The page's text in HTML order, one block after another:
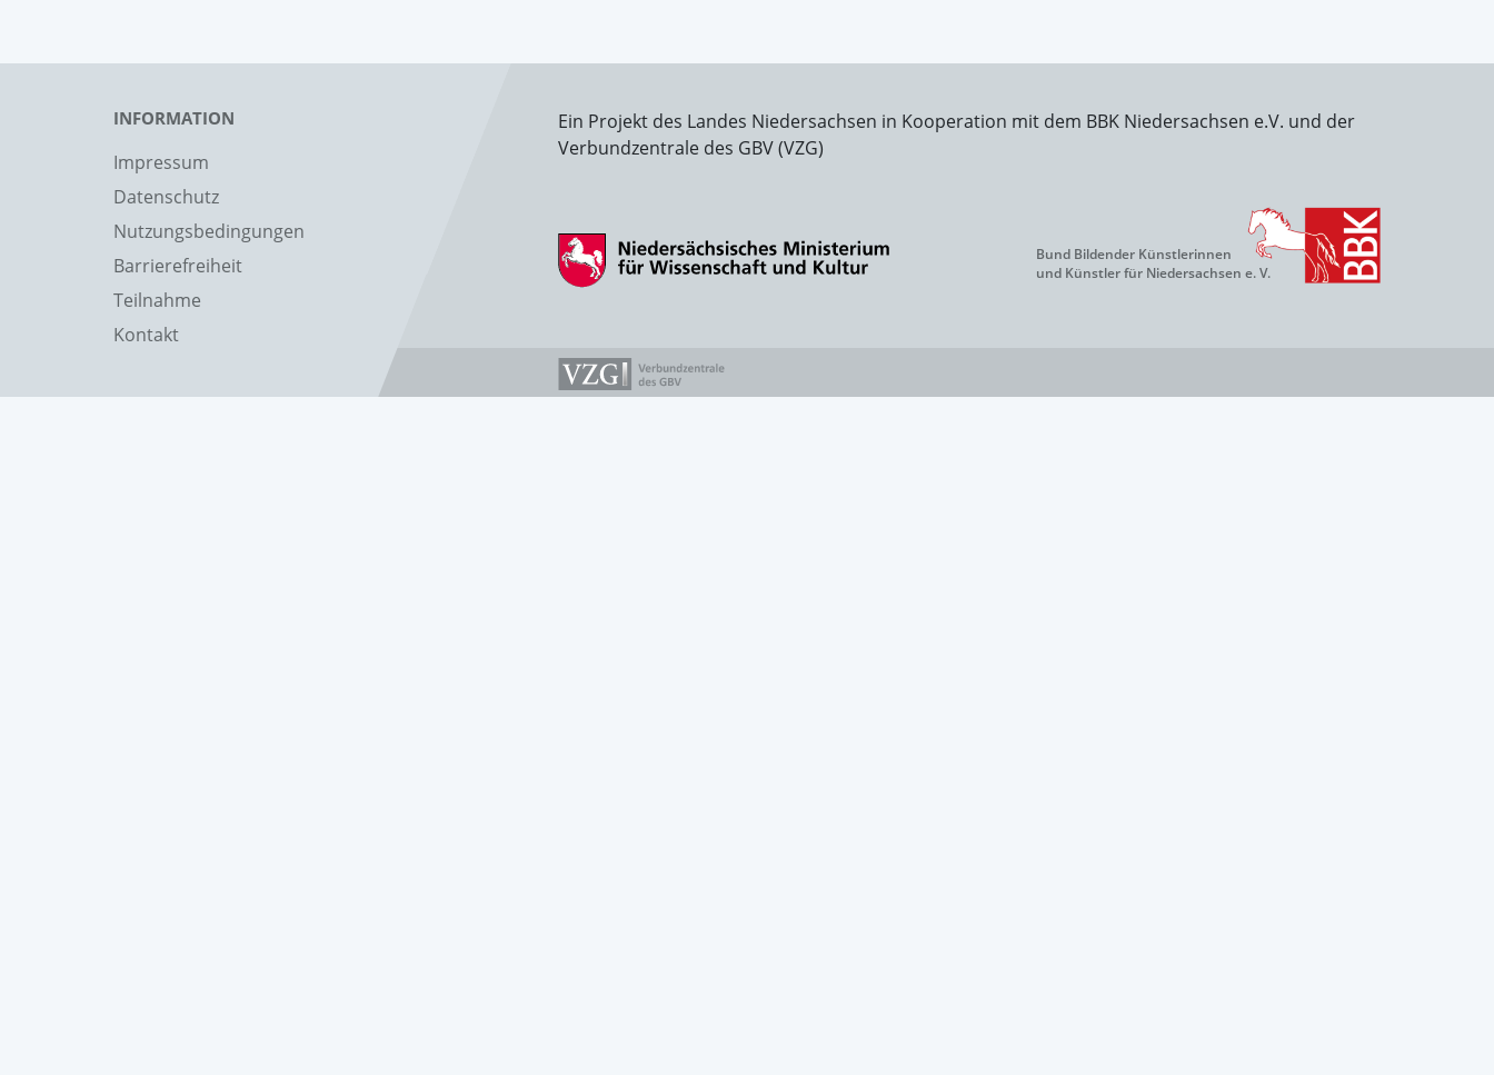
INFORMATION
Impressum
Datenschutz
Nutzungsbedingungen
Barrierefreiheit
Teilnahme
Kontakt
Ein Projekt des Landes Niedersachsen in Kooperation mit dem BBK Niedersachsen e.V. und der
Verbundzentrale des GBV (VZG)
Bund Bildender Künstlerinnen
und Künstler für Niedersachsen e. V.